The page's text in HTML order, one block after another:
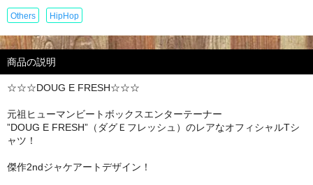
Others HipHop
商品の説明
☆☆☆DOUG E FRESH☆☆☆
元祖ヒューマンビートボックスエンターテーナー
”DOUG E FRESH”（ダグＥフレッシュ）のレアなオフィシャルTシ
ャツ！
傑作2ndジャケアートデザイン！